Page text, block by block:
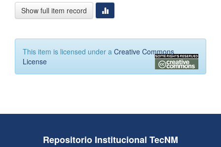
Show full item record
This item is licensed under a Creative Commons
License
Repositorio Institucional TecNM